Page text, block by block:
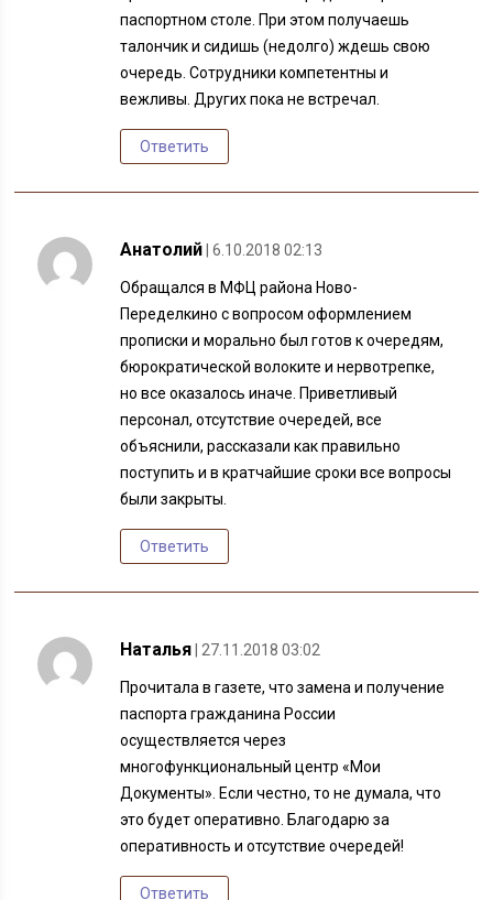
паспортном столе. При этом получаешь
талончик и сидишь (недолго) ждешь свою
очередь. Сотрудники компетентны и
вежливы. Других пока не встречал.
Ответить
Анатолий | 6.10.2018 02:13
Обращался в МФЦ района Ново-
Переделкино с вопросом оформлением
прописки и морально был готов к очередям,
бюрократической волоките и нервотрепке,
но все оказалось иначе. Приветливый
персонал, отсутствие очередей, все
объяснили, рассказали как правильно
поступить и в кратчайшие сроки все вопросы
были закрыты.
Ответить
Наталья | 27.11.2018 03:02
Прочитала в газете, что замена и получение
паспорта гражданина России
осуществляется через
многофункциональный центр «Мои
Документы». Если честно, то не думала, что
это будет оперативно. Благодарю за
оперативность и отсутствие очередей!
Ответить